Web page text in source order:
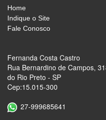
Home
Indique o Site
Fale Conosco
Fernanda Costa Castro
Rua Bernardino de Campos,
do Rio Preto - SP
Cep:15.015-300
27-999685641